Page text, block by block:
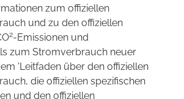
zum offiziellen
und zu den offiziellen
2-Emissionen und
zum Stromverbrauch neuer
'Leitfaden über den offiziellen
die offiziellen spezifischen
und den offiziellen